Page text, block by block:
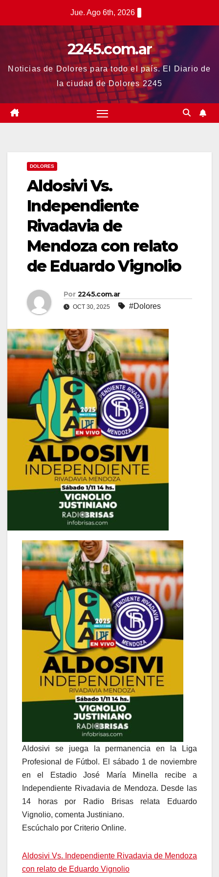
Jue. Ago 6th, 2026
2245.com.ar
Noticias de Dolores para todo el país. El Diario de
la ciudad de Dolores 2245
DOLORES
Aldosivi Vs.
Independiente
Rivadavia de
Mendoza con relato
de Eduardo Vignolio
Por 2245.com.ar
OCT 30, 2025 #Dolores
Aldosivi se juega la permanencia en la Liga
Profesional de Fútbol. El sábado 1 de noviembre
en el Estadio José María Minella recibe a
Independiente Rivadavia de Mendoza. Desde las
14 horas por Radio Brisas relata Eduardo
Vignolio, comenta Justiniano.
Escúchalo por Criterio Online.
Aldosivi Vs. Independiente Rivadavia de Mendoza
con relato de Eduardo Vignolio